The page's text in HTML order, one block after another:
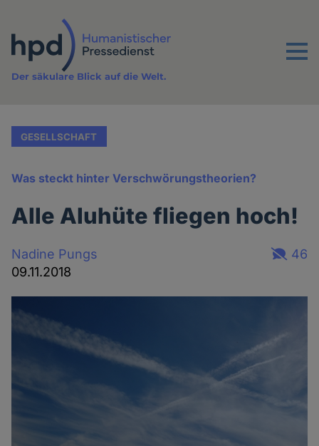
Inhalt
Menu
Der säkulare Blick auf die Welt.
GESELLSCHAFT
Was steckt hinter Verschwörungstheorien?
Alle Aluhüte fliegen hoch!
Nadine Pungs
09.11.2018
46